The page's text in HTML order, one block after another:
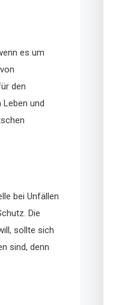
es um
den
und
bei Unfällen
Die
sollte sich
sind, denn